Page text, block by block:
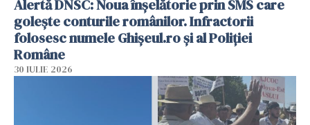
Alertă DNSC: Noua înșelătorie prin SMS care
golește conturile românilor. Infractorii
folosesc numele Ghișeul.ro și al Poliției
Române
30 IULIE 2026